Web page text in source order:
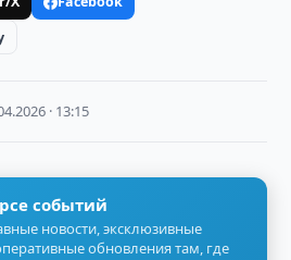
· 13:15
событий
новости, эксклюзивные
обновления там, где